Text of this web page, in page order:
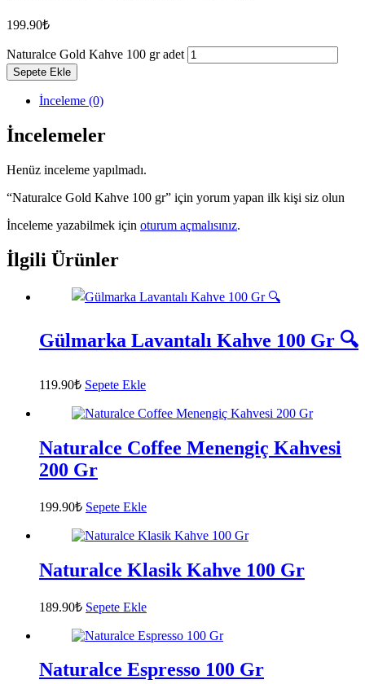
199.90₺
Naturalce Gold Kahve 100 gr adet
Sepete Ekle
İnceleme (0)
İncelemeler
Henüz inceleme yapılmadı.
“Naturalce Gold Kahve 100 gr” için yorum yapan ilk kişi siz olun
İnceleme yazabilmek için oturum açmalısınız.
İlgili Ürünler
Gülmarka Lavantalı Kahve 100 Gr 🔍
119.90₺ Sepete Ekle
Naturalce Coffee Menengiç Kahvesi
200 Gr
199.90₺ Sepete Ekle
Naturalce Klasik Kahve 100 Gr
189.90₺ Sepete Ekle
Naturalce Espresso 100 Gr